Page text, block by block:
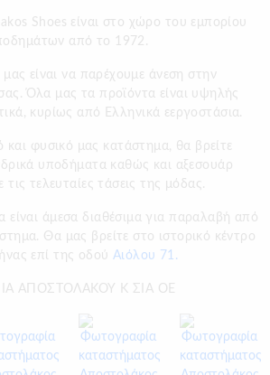
Shoes είναι στο χώρο του εμπορίου
από το 1972.
είναι να παρέχουμε άνεση στην
Όλα μας τα προϊόντα είναι υψηλής
κυρίως από Ελληνικά εεργοστάσια.
και φυσικό μας κατάστημα, θα βρείτε
υποδήματα καθώς και αξεσουάρ
τελευταίες τάσεις της μόδας.
είναι άμεσα διαθέσιμα για παραλαβή από
Θα μας βρείτε στο ιστορικό κέντρο
επί της οδού Αιόλου 71.
ΑΠΟΣΤΟΛΑΚΟΥ Κ ΣΙΑ ΟΕ